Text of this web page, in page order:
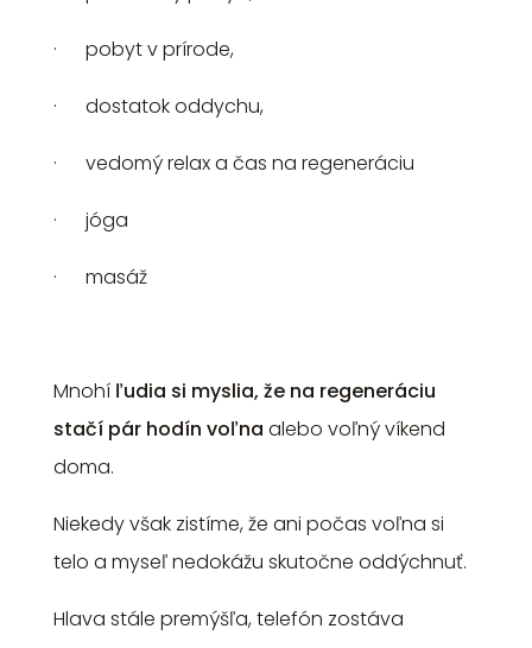
· pobyt v prírode,
· dostatok oddychu,
· vedomý relax a čas na regeneráciu
· jóga
· masáž
Mnohí ľudia si myslia, že na regeneráciu
stačí pár hodín voľna alebo voľný víkend
doma.
Niekedy však zistíme, že ani počas voľna si
telo a myseľ nedokážu skutočne oddýchnuť.
Hlava stále premýšľa, telefón zostáva